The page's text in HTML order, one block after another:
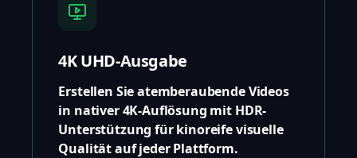
4K UHD-Ausgabe
Erstellen Sie atemberaubende Videos
in nativer 4K-Auflösung mit HDR-
Unterstützung für kinoreife visuelle
Qualität auf jeder Plattform.